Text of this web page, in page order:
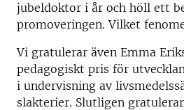
jubeldoktor i år och höll ett
promoveringen. Vilket
Vi gratulerar även Emma
pedagogiskt pris för
i undervisning av
slakterier. Slutligen